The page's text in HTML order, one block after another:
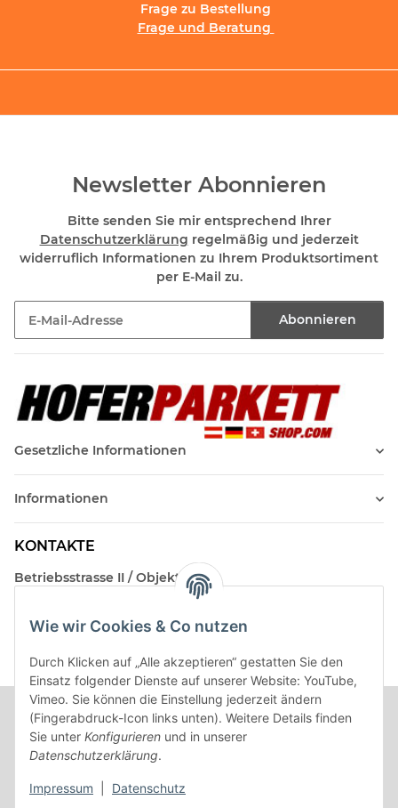
Wie wir Cookies & Co nutzen
Durch Klicken auf „Alle akzeptieren“ gestatten Sie den
Einsatz folgender Dienste auf unserer Website: YouTube,
Vimeo. Sie können die Einstellung jederzeit ändern
(Fingerabdruck-Icon links unten). Weitere Details finden
Sie unter Konfigurieren und in unserer
Datenschutzerklärung.
Impressum Datenschutz
Frage zu Bestellung
Frage und Beratung
Newsletter Abonnieren
Bitte senden Sie mir entsprechend Ihrer
Datenschutzerklärung regelmäßig und jederzeit
widerruflich Informationen zu Ihrem Produktsortiment
per E-Mail zu.
Abonnieren
Gesetzliche Informationen
Informationen
KONTAKTE
Betriebsstrasse II / Objekt 17
Kontakt